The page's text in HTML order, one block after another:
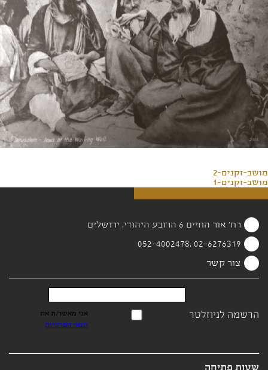
מושב-זקנים-2
מושב-זקנים-1
רח' אור החיים 6 הרובע היהודי, ירושלים
02-6276319 ,052-4002478
צור קשר
הרשמה לניוזלטר
אני מאשר/ת את
תנאי הפרטיות